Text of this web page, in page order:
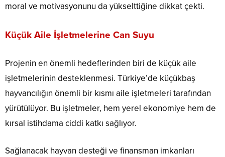
moral ve motivasyonunu da yükselttiğine dikkat çekti.
Küçük Aile İşletmelerine Can Suyu
Projenin en önemli hedeflerinden biri de küçük aile
işletmelerinin desteklenmesi. Türkiye’de küçükbaş
hayvancılığın önemli bir kısmı aile işletmeleri tarafından
yürütülüyor. Bu işletmeler, hem yerel ekonomiye hem de
kırsal istihdama ciddi katkı sağlıyor.
Sağlanacak hayvan desteği ve finansman imkanları